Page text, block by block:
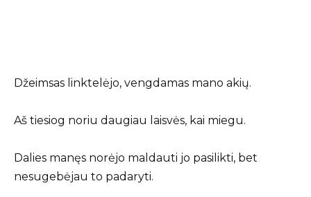
Džeimsas linktelėjo, vengdamas mano akių.
Aš tiesiog noriu daugiau laisvės, kai miegu.
Dalies manęs norėjo maldauti jo pasilikti, bet
nesugebėjau to padaryti.